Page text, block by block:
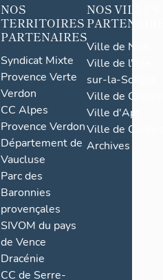
NOS
TERRITOIRES
PARTENAIRES
Syndicat Mixte
Provence Verte
Verdon
CC Alpes
Provence Verdon
Département de
Vaucluse
Parc des
Baronnies
provençales
SIVOM du pays
de Vence
Dracénie
CC de Serre-
NOS VILLES
Ville de Nice
Ville de l'Isle-
sur-la-Sorgue
Ville de Grasse
Ville d'Apt
Ville de
Archives